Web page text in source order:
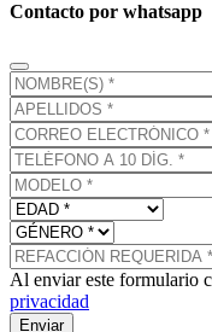
Contacto por whatsapp
Al enviar este formulario
privacidad
Enviar